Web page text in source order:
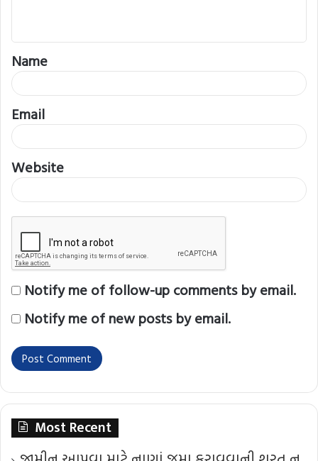
t
*
Name
Email
Website
Notify me of follow-up comments by email.
Notify me of new posts by email.
Most Recent